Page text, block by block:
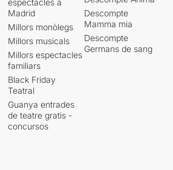
espectacles a
Madrid
Millors monòlegs
Millors musicals
Millors espectacles
familiars
Black Friday
Teatral
Guanya entrades
de teatre gratis -
concursos
Descompte
Mamma mia
Descompte
Germans de sang